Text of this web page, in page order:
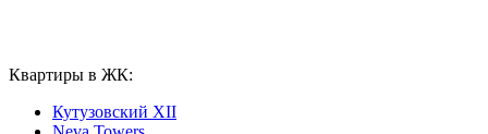
Квартиры в ЖК:
Кутузовский XII